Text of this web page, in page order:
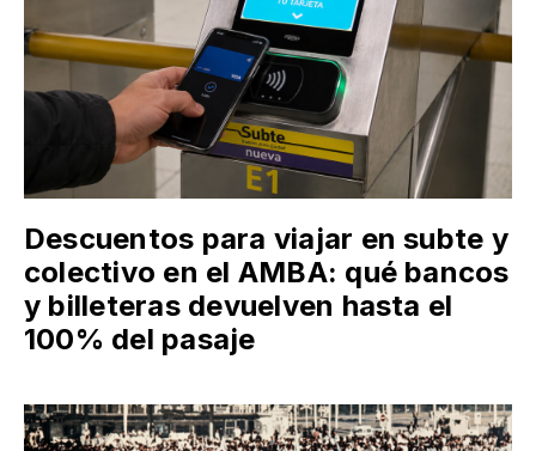
Descuentos para viajar en subte y
colectivo en el AMBA: qué bancos
y billeteras devuelven hasta el
100% del pasaje